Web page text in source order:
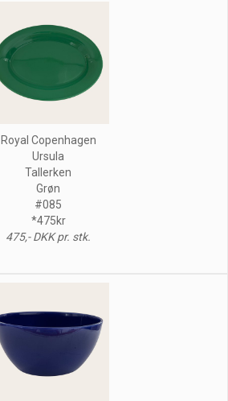
Royal Copenhagen
Ursula
Tallerken
Grøn
#085
*475kr
475,- DKK pr. stk.